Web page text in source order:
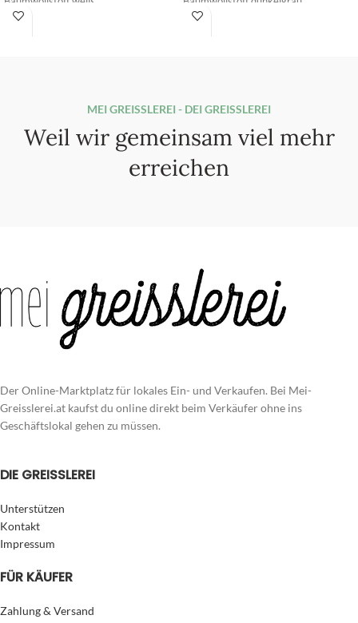
MEI GREISSLEREI - DEI GREISSLEREI
Weil wir gemeinsam viel mehr
erreichen
Der Online-Marktplatz für lokales Ein- und Verkaufen. Bei Mei-
Greisslerei.at kaufst du online direkt beim Verkäufer ohne ins
Geschäftslokal gehen zu müssen.
DIE GREISSLEREI
Unterstützen
Kontakt
Impressum
FÜR KÄUFER
Zahlung & Versand